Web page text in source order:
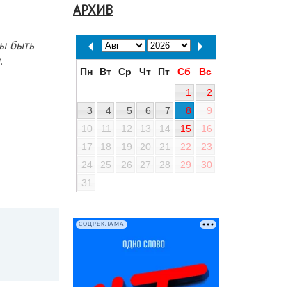
быть
АРХИВ
Пн Вт Ср Чт Пт Сб
Вс
1
2
3
4 5 6 7 8
9
10
11 12 13 14 15
16
17
18 19 20 21 22
23
24
25 26 27 28 29
30
31
СОЦРЕКЛАМА